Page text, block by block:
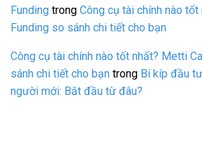
Funding trong Công cụ tài chính nào
Funding so sánh chi tiết cho bạn
Công cụ tài chính nào tốt nhất? Metti
sánh chi tiết cho bạn trong Bí kíp đầu
người mới: Bắt đầu từ đâu?